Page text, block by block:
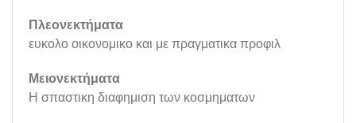
Πλεονεκτήματα
ευκολο οικονομικο και με πραγματικα προφιλ
Μειονεκτήματα
Η σπαστικη διαφημιση των κοσμηματων